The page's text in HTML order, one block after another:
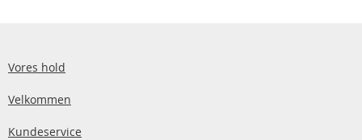
Vores hold
Velkommen
Kundeservice